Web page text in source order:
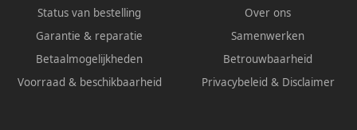
Status van bestelling
Garantie & reparatie
Betaalmogelijkheden
Voorraad & beschikbaarheid
Over ons
Samenwerken
Betrouwbaarheid
Privacybeleid & Disclaimer